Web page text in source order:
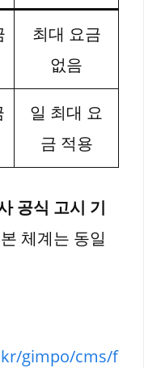
최대 요금
없음
일 최대 요
금 적용
공식 고시 기
체계는 동일
gimpo/cms/f